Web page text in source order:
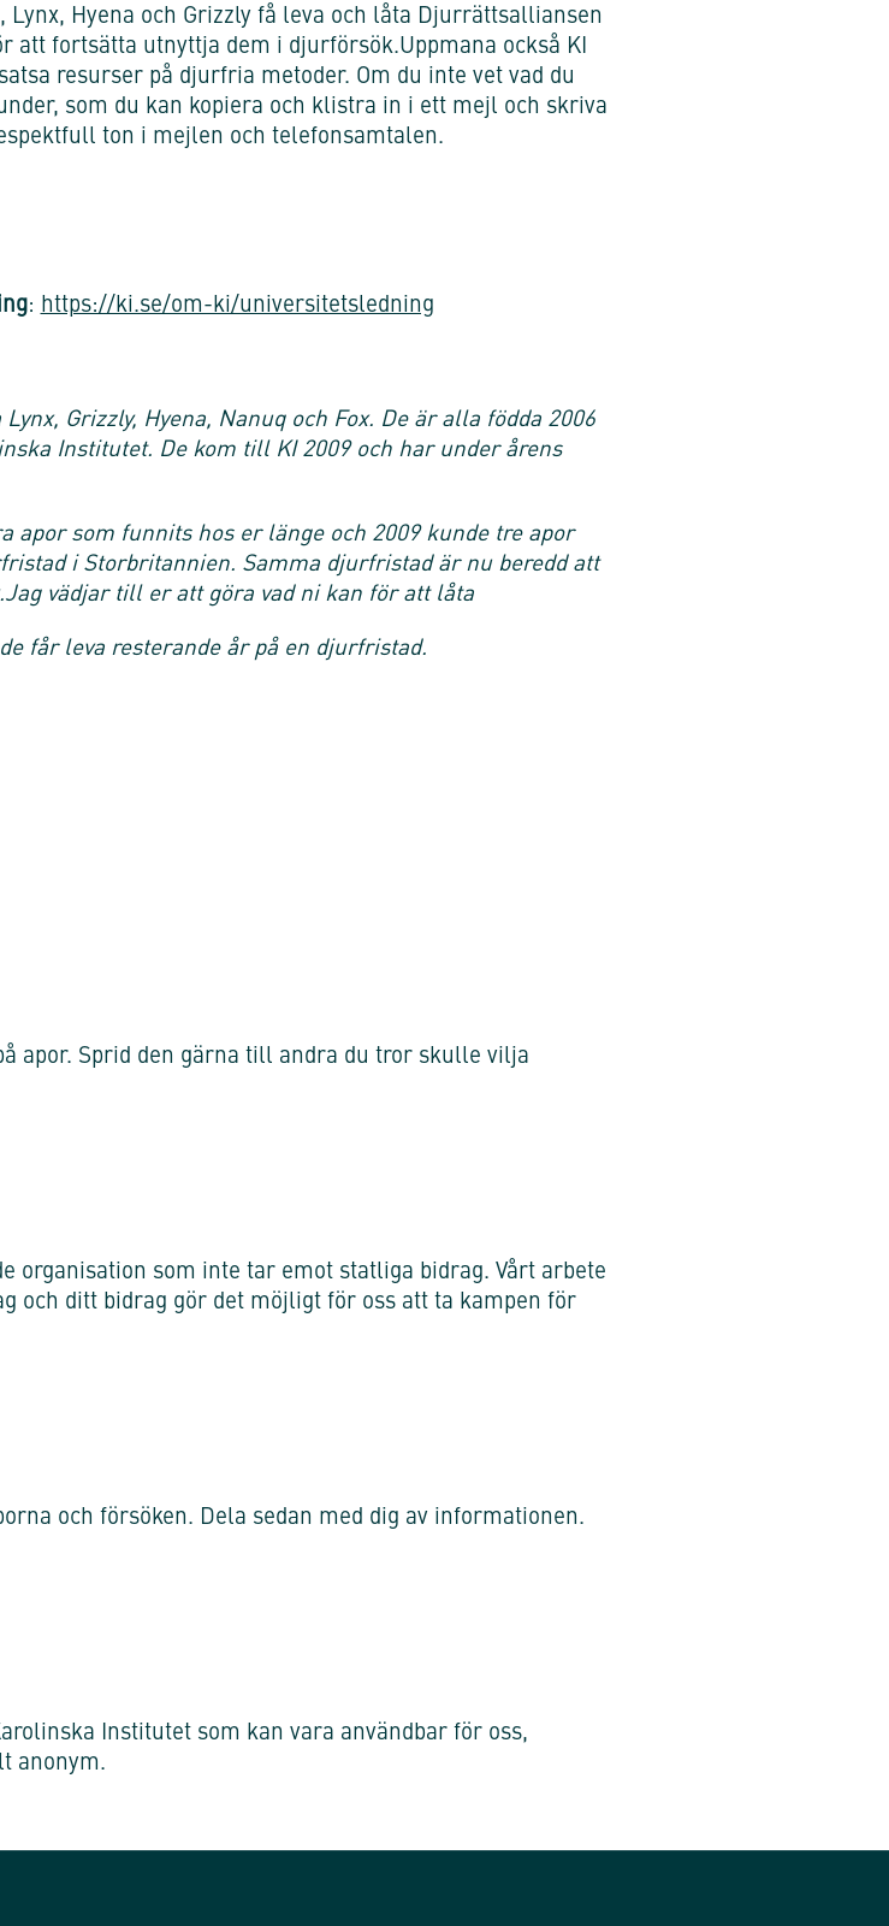
Hyena och Grizzly få leva och låta Djurrättsalliansen
fortsätta utnyttja dem i djurförsök.Uppmana också KI
resurser på djurfria metoder. Om du inte vet vad du
som du kan kopiera och klistra in i ett mejl och skriva
ton i mejlen och telefonsamtalen.
: https://ki.se/om-ki/universitetsledning
Grizzly, Hyena, Nanuq och Fox. De är alla födda 2006
Institutet. De kom till KI 2009 och har under årens
som funnits hos er länge och 2009 kunde tre apor
i Storbritannien. Samma djurfristad är nu beredd att
Jag vädjar till er att göra vad ni kan för att låta
får leva resterande år på en djurfristad.
apor. Sprid den gärna till andra du tror skulle vilja
organisation som inte tar emot statliga bidrag. Vårt arbete
och ditt bidrag gör det möjligt för oss att ta kampen för
och försöken. Dela sedan med dig av informationen.
Institutet som kan vara användbar för oss,
anonym.